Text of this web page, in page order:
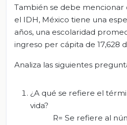
También se debe mencionar
el IDH, México tiene una
años, una escolaridad
ingreso per cápita de 17,628
Analiza las siguientes
¿A qué se refiere el
vida?
R= Se refiere al